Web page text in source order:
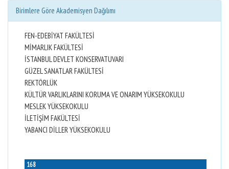
Birimlere Göre Akademisyen Dağılımı
FEN-EDEBİYAT FAKÜLTESİ
MİMARLIK FAKÜLTESİ
İSTANBUL DEVLET KONSERVATUVARI
GÜZEL SANATLAR FAKÜLTESİ
REKTÖRLÜK
KÜLTÜR VARLIKLARINI KORUMA VE ONARIM YÜKSEKOKULU
MESLEK YÜKSEKOKULU
İLETİŞİM FAKÜLTESİ
YABANCI DİLLER YÜKSEKOKULU
168